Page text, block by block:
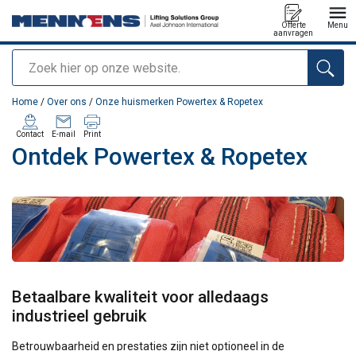
Zoeken
Offerte
aanvragen
Menu
toegevoegd aan uw offerte
Home / Over ons / Onze huismerken Powertex & Ropetex
Ontdek Powertex & Ropetex
Contact E-mail Print
Betaalbare kwaliteit voor alledaags
industrieel gebruik
Betrouwbaarheid en prestaties zijn niet optioneel in de